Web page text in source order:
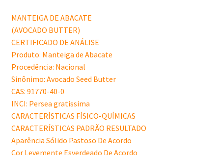
MANTEIGA DE ABACATE
(AVOCADO BUTTER)
CERTIFICADO DE ANÁLISE
Produto: Manteiga de Abacate
Procedência: Nacional
Sinônimo: Avocado Seed Butter
CAS: 91770-40-0
INCI: Persea gratissima
CARACTERÍSTICAS FÍSICO-QUÍMICAS
CARACTERÍSTICAS PADRÃO RESULTADO
Aparência Sólido Pastoso De Acordo
Cor Levemente Esverdeado De Acordo